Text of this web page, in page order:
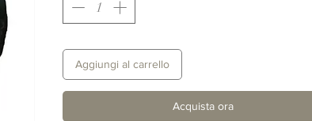
Aggiungi al carrello
Acquista ora